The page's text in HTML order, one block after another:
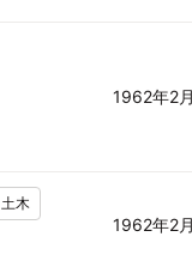
1962年2月
土木
1962年2月